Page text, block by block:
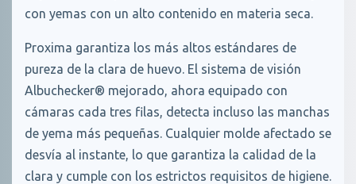
con yemas con un alto contenido en materia seca.
Proxima garantiza los más altos estándares de
pureza de la clara de huevo. El sistema de visión
Albuchecker® mejorado, ahora equipado con
cámaras cada tres filas, detecta incluso las manchas
de yema más pequeñas. Cualquier molde afectado se
desvía al instante, lo que garantiza la calidad de la
clara y cumple con los estrictos requisitos de higiene.